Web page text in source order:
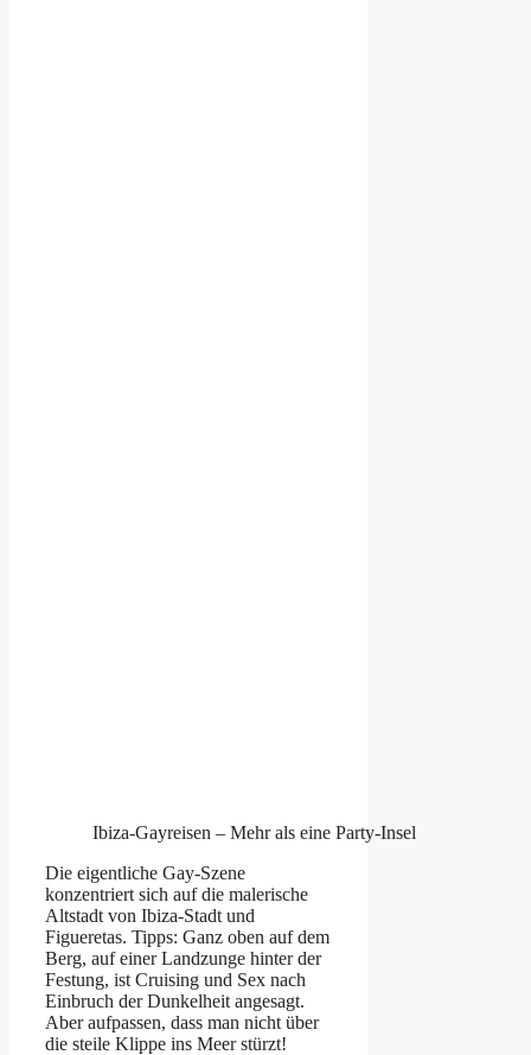
Ibiza-Gayreisen – Mehr als eine Party-Insel
Die eigentliche Gay-Szene
konzentriert sich auf die malerische
Altstadt von Ibiza-Stadt und
Figueretas. Tipps: Ganz oben auf dem
Berg, auf einer Landzunge hinter der
Festung, ist Cruising und Sex nach
Einbruch der Dunkelheit angesagt.
Aber aufpassen, dass man nicht über
die steile Klippe ins Meer stürzt!